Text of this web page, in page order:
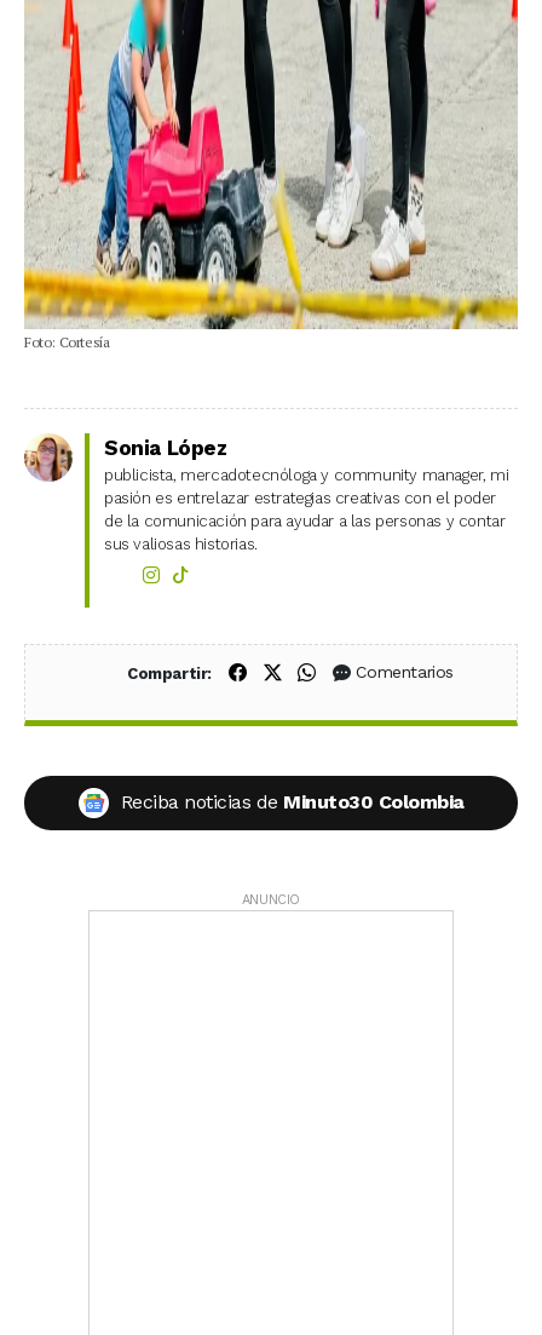
Foto: Cortesía
Sonia López
publicista, mercadotecnóloga y community manager, mi
pasión es entrelazar estrategias creativas con el poder
de la comunicación para ayudar a las personas y contar
sus valiosas historias.
Compartir: Compartir en Facebook
Compartir en X (Twitter)
Compartir en WhatsApp
Comentarios
Reciba noticias de Minuto30 Colombia
ANUNCIO